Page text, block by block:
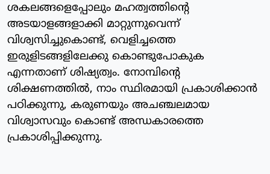
ശകലങ്ങളെപ്പോലും മഹത്വത്തിന്റെ
അടയാളങ്ങളാക്കി മാറ്റുന്നുവെന്ന്
വിശ്വസിച്ചുകൊണ്ട്, വെളിച്ചത്തെ
ഇരുളിടങ്ങളിലേക്കു കൊണ്ടുപോകുക
എന്നതാണ് ശിഷ്യത്വം. നോമ്പിന്റെ
ശിക്ഷണത്തില്‍, നാം സ്ഥിരമായി പ്രകാശിക്കാന്‍
പഠിക്കുന്നു, കരുണയും അചഞ്ചലമായ
വിശ്വാസവും കൊണ്ട് അന്ധകാരത്തെ
പ്രകാശിപ്പിക്കുന്നു.